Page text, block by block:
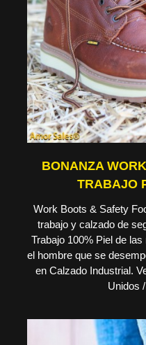
BONANZA
TRABAJO
Work Boots & Safety
trabajo y calzado de
Trabajo 100% Piel de
el hombre que se
en Calzado Industrial.
Unidos